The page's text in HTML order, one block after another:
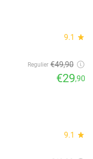
9.1 star
Regulier €49,90
€29,90
9.1 star